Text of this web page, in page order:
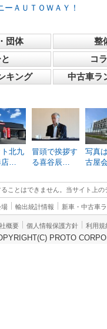
ＡＵＴＯＷＡＹ！
団体
整
コ
キング 中古車ラ
北九
店…
冒頭で挨拶す
る喜谷辰…
写真
古屋
ことはできません。当サイト上
場 輸出統計情報 新車・中古車
概要 個人情報保護方針 利用規
PROTO